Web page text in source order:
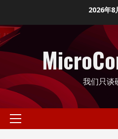
content
2026年8
我们只谈
Primary